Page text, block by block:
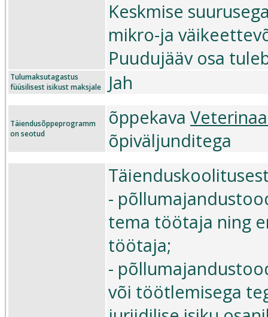
Keskmise
mikro-ja
Puudujääv osa
Tulumaksutagastus
füüsilisest isikust maksjale
Jah
Täiendusõppeprogramm
on seotud
õppekava
õpiväljunditega
-
tema töötaja ning
töötaja;
-
või töötlemisega